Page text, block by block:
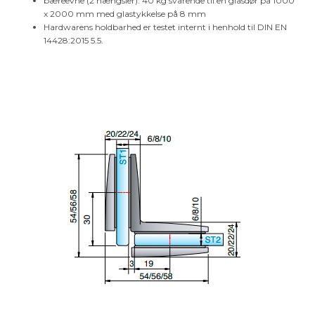
x 2000 mm med glastykkelse på 8 mm
Hardwarens holdbarhed er testet internt i henhold til DIN EN
14428:2015 5.5.